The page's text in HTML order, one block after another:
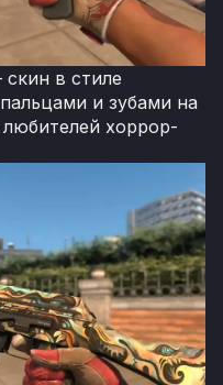
в стиле
и зубами на
хоррор-